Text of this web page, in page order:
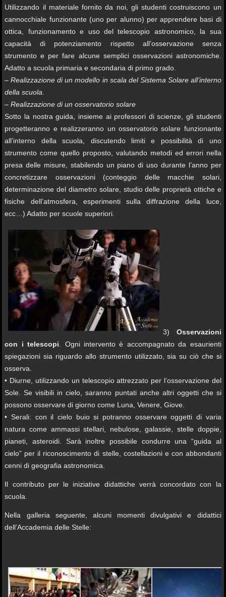
Utilizzando il materiale fornito da noi, gli studenti costruiscono un
cannocchiale funzionante (uno per alunno) per apprendere basi di
ottica, funzionamento e uso del telescopio astronomico, la sua
capacità di potenziamento rispetto all’osservazione senza
strumento e per fare alcune semplici osservazioni astronomiche.
Adatto a scuola primaria e secondaria di primo grado.
– Realizzazione di un modello in scala del Sistema Solare all’interno
della scuola.
– Realizzazione di un osservatorio solare
Sotto la nostra guida, insieme ai professori di scienze, gli studenti
progetteranno e realizzeranno un osservatorio solare funzionante
all’interno della scuola, discutendo limiti e possibilità di uno
strumento come quello proposto, valutando metodi ed errori nella
presa delle misure, stabilendo un piano di uso durante l’anno per
concretizzare osservazioni (conteggio delle macchie solari,
determinazione del diametro solare, studio delle proprietà ottiche e
fisiche dell’atmosfera, esperimenti sulla diffrazione della luce,
ecc…) Adatto per scuole superiori.
3) Osservazioni
con i telescopi . Ogni intervento è accompagnato da esaurienti
spiegazioni sia riguardo allo strumento utilizzato, sia su ciò che si
osserva.
• Diurne, utilizzando un telescopio attrezzato per l’osservazione del
Sole. Se visibili in cielo, saranno puntati anche altri oggetti che si
possono osservare di giorno come Luna, Venere, Giove.
• Serali: con il cielo buio si potranno osservare oggetti di varia
natura come ammassi stellari, nebulose, galassie, stelle doppie,
pianeti, asteroidi. Sarà inoltre possibile condurre una “guida al
cielo” per il riconoscimento di stelle, costellazioni e con abbondanti
cenni di geografia astronomica.
Il contributo per le iniziative didattiche verrà concordato con la
scuola.
Nella galleria seguente, alcuni momenti divulgativi e didattici
dell’Accademia delle Stelle: